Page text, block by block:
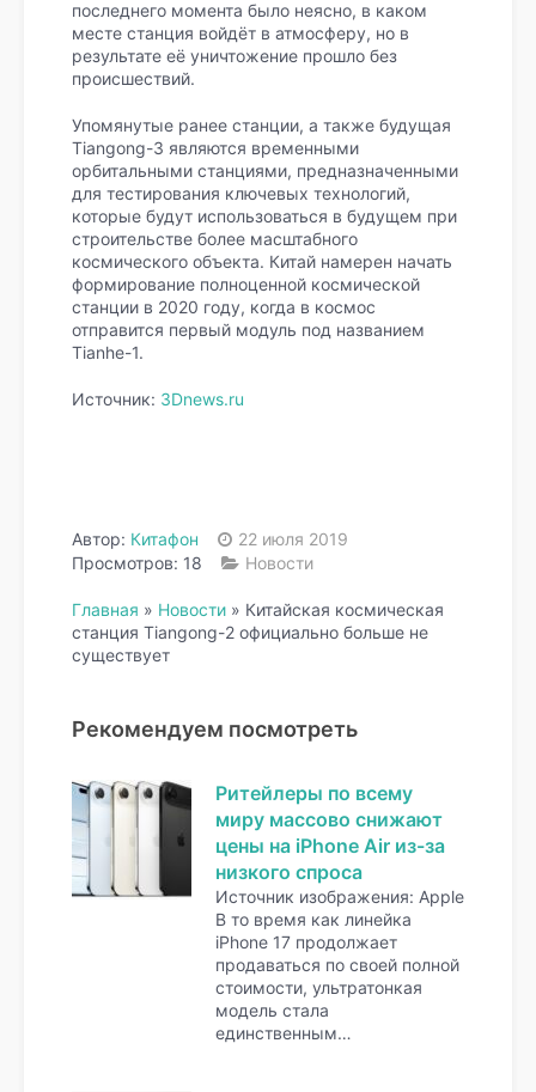
последнего момента было неясно, в каком
месте станция войдёт в атмосферу, но в
результате её уничтожение прошло без
происшествий.
Упомянутые ранее станции, а также будущая
Tiangong-3 являются временными
орбитальными станциями, предназначенными
для тестирования ключевых технологий,
которые будут использоваться в будущем при
строительстве более масштабного
космического объекта. Китай намерен начать
формирование полноценной космической
станции в 2020 году, когда в космос
отправится первый модуль под названием
Tianhe-1.
Источник: 3Dnews.ru
Автор: Китафон
22 июля 2019
Просмотров: 18
Новости
Главная » Новости » Китайская космическая
станция Tiangong-2 официально больше не
существует
Рекомендуем посмотреть
Ритейлеры по всему
миру массово снижают
цены на iPhone Air из-за
низкого спроса
Источник изображения: Apple
В то время как линейка
iPhone 17 продолжает
продаваться по своей полной
стоимости, ультратонкая
модель стала
единственным…